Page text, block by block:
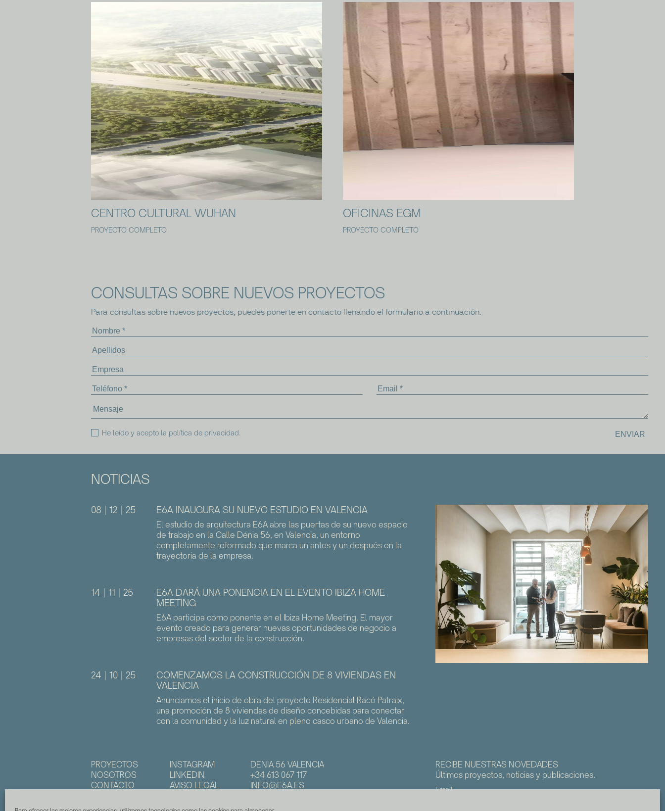
CENTRO CULTURAL WUHAN
PROYECTO COMPLETO
OFICINAS EGM
PROYECTO COMPLETO
CONSULTAS SOBRE NUEVOS PROYECTOS
Para consultas sobre nuevos proyectos, puedes ponerte en contacto llenando el formulario a continuación.
He leído y acepto la política de privacidad.
NOTICIAS
E6A INAUGURA SU NUEVO ESTUDIO EN VALENCIA
08 | 12 | 25
El estudio de arquitectura E6A abre las puertas de su nuevo espacio
de trabajo en la Calle Dénia 56, en Valencia, un entorno
completamente reformado que marca un antes y un después en la
trayectoria de la empresa.
E6A DARÁ UNA PONENCIA EN EL EVENTO IBIZA HOME
MEETING
14 | 11 | 25
E6A participa como ponente en el Ibiza Home Meeting. El mayor
evento creado para generar nuevas oportunidades de negocio a
empresas del sector de la construcción.
COMENZAMOS LA CONSTRUCCIÓN DE 8 VIVIENDAS EN
VALENCIA
24 | 10 | 25
Anunciamos el inicio de obra del proyecto Residencial Racó Patraix,
una promoción de 8 viviendas de diseño concebidas para conectar
con la comunidad y la luz natural en pleno casco urbano de Valencia.
PROYECTOS
NOSOTROS
CONTACTO
INSTAGRAM
LINKEDIN
AVISO LEGAL
DENIA 56 VALENCIA
+34 613 067 117
INFO@E6A.ES
RECIBE NUESTRAS NOVEDADES
Últimos proyectos, noticias y publicaciones.
Email